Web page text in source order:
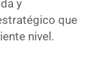
y
que
nivel.